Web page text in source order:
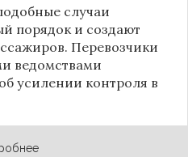
случаи
порядок и создают
Перевозчики
ведомствами
усилении контроля в